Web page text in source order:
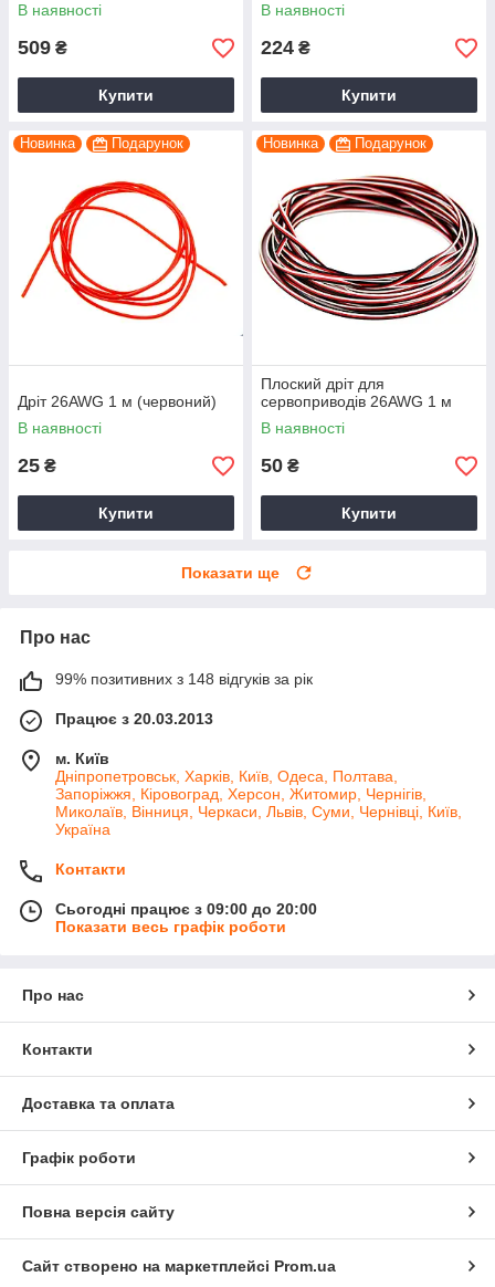
В наявності
509 ₴
Купити
В наявності
224 ₴
Купити
Новинка Подарунок
Дріт 26AWG 1 м (червоний)
В наявності
25 ₴
Купити
Новинка Подарунок
Плоский дріт для
сервоприводів 26AWG 1 м
В наявності
50 ₴
Купити
Показати ще
Про нас
99% позитивних з 148 відгуків за рік
Працює з 20.03.2013
м. Київ
Дніпропетровськ, Харків, Київ, Одеса, Полтава,
Запоріжжя, Кіровоград, Херсон, Житомир, Чернігів,
Миколаїв, Вінниця, Черкаси, Львів, Суми, Чернівці, Київ,
Україна
Контакти
Сьогодні працює з 09:00 до 20:00
Показати весь графік роботи
Про нас
Контакти
Доставка та оплата
Графік роботи
Повна версія сайту
Сайт створено на маркетплейсі Prom.ua